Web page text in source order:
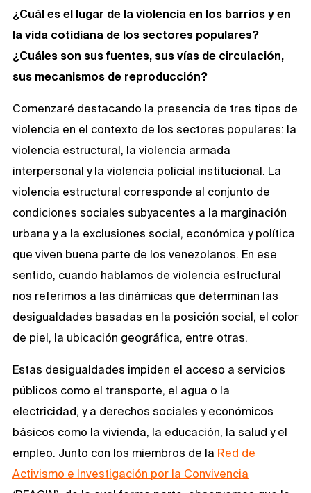
¿Cuál es el lugar de la violencia en los barrios y en
la vida cotidiana de los sectores populares?
¿Cuáles son sus fuentes, sus vías de circulación,
sus mecanismos de reproducción?
Comenzaré destacando la presencia de tres tipos de
violencia en el contexto de los sectores populares: la
violencia estructural, la violencia armada
interpersonal y la violencia policial institucional. La
violencia estructural corresponde al conjunto de
condiciones sociales subyacentes a la marginación
urbana y a la exclusiones social, económica y política
que viven buena parte de los venezolanos. En ese
sentido, cuando hablamos de violencia estructural
nos referimos a las dinámicas que determinan las
desigualdades basadas en la posición social, el color
de piel, la ubicación geográfica, entre otras.
Estas desigualdades impiden el acceso a servicios
públicos como el transporte, el agua o la
electricidad, y a derechos sociales y económicos
básicos como la vivienda, la educación, la salud y el
empleo. Junto con los miembros de la Red de
Activismo e Investigación por la Convivencia